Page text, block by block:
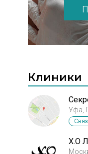
Клиники
Уфа,
X.O